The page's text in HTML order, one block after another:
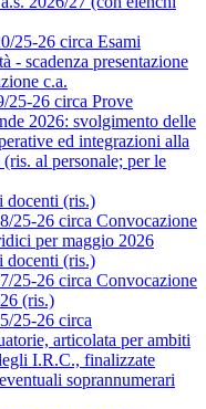
25-26 circa Esami
- scadenza presentazione
c.a.
25-26 circa Prove
2026: svolgimento delle
ed integrazioni alla
al personale; per le
docenti (ris.)
25-26 circa Convocazione
per maggio 2026
docenti (ris.)
25-26 circa Convocazione
(ris.)
25-26 circa
articolata per ambiti
I.R.C., finalizzate
soprannumerari